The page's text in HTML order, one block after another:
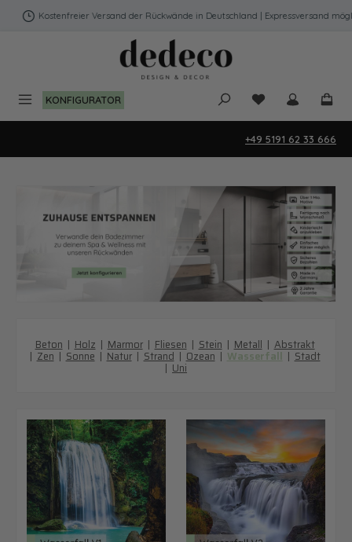
Zum Hauptinhalt springen
Versand der Rückwände in Deutschland | Expressversand möglich
KONFIGURATOR Du hast 0
+49 5191 62 33 666
Beton|Holz|Marmor|Fliesen|Stein|Metall|Abstrakt
|Zen|Sonne|Natur|Strand|Ozean| Wasserfall |Stadt
| Uni